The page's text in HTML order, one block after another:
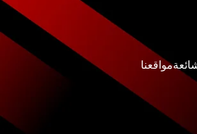
مواقعنا